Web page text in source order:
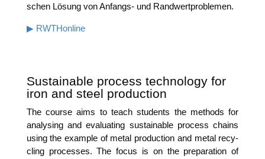
schen Lösung von Anfangs- und Randwertproblemen.
▶ RWTHon­line
Sustainable process technology for
iron and steel production
The cour­se aims to teach stu­dents the methods for
ana­ly­sing and eva­lua­ting sus­tainable pro­cess chains
using the exam­p­le of metal pro­duc­tion and metal recy­
cling pro­ces­ses. The focus is on the pre­pa­ra­ti­on of